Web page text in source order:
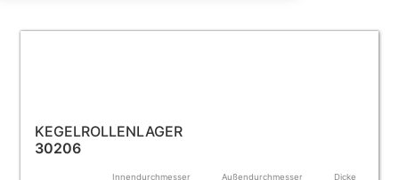
KEGELROLLENLAGER
30206
Innendurchmesser Außendurchmesser Dicke